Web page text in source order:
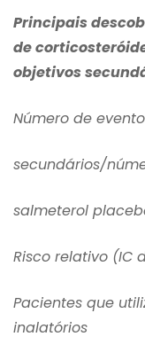
Principais
de
objetivos
Número de
secundários/
salmeterol
Risco relativo (IC
Pacientes que
inalatórios